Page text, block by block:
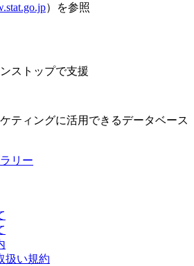
）を参照
ストップで支援
ティングに活用できるデータベース
扱い規約